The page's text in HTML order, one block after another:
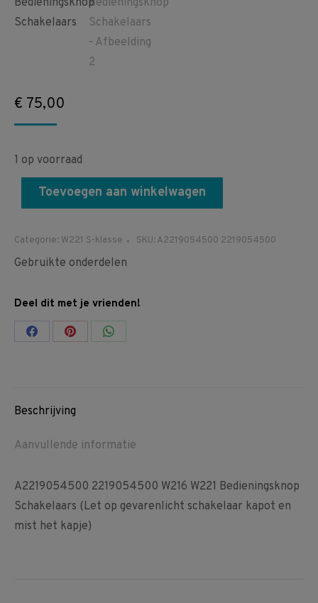
€ 75,00
1 op voorraad
Toevoegen aan winkelwagen
Categorie: W221 S-klasse SKU:A2219054500 2219054500
Gebruikte onderdelen
Deel dit met je vrienden!
Share Share Share
Beschrijving
Aanvullende informatie
A2219054500 2219054500 W216 W221 Bedieningsknop
Schakelaars (Let op gevarenlicht schakelaar kapot en
mist het kapje)